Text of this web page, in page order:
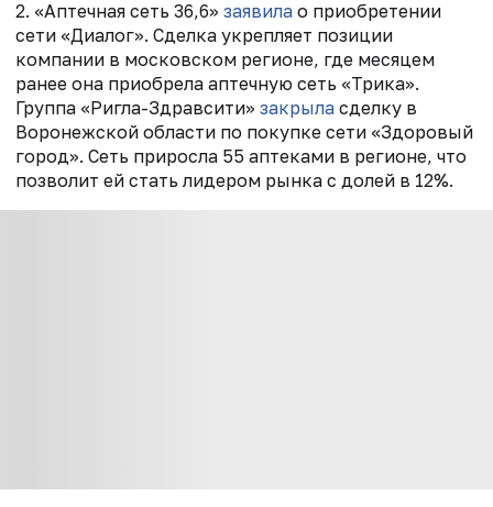
2. «Аптечная сеть 36,6» заявила о приобретении
сети «Диалог». Сделка укрепляет позиции
компании в московском регионе, где месяцем
ранее она приобрела аптечную сеть «Трика».
Группа «Ригла-Здравсити» закрыла сделку в
Воронежской области по покупке сети «Здоровый
город». Сеть приросла 55 аптеками в регионе, что
позволит ей стать лидером рынка с долей в 12%.